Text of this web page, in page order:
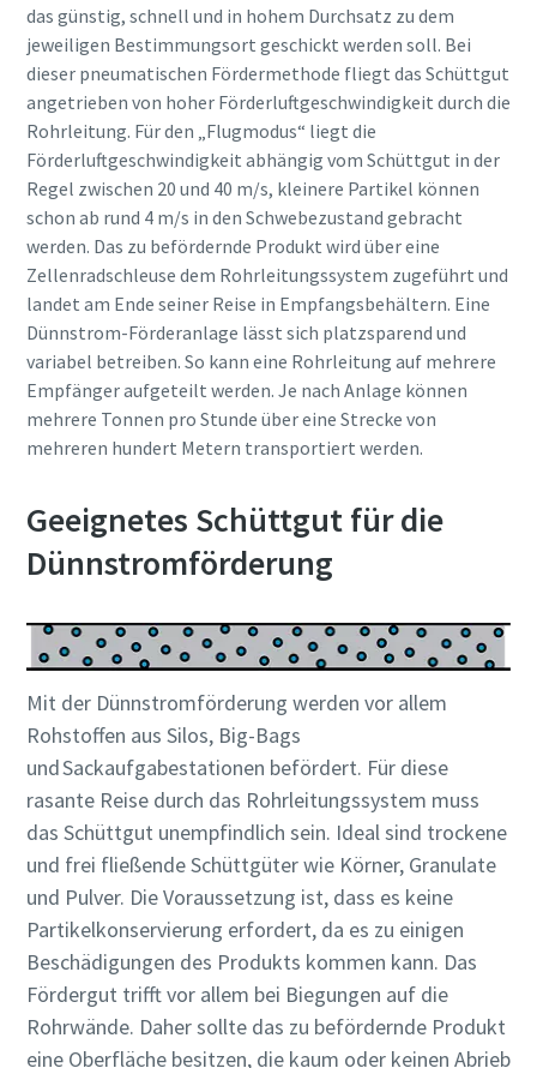
das günstig, schnell und in hohem Durchsatz zu dem
jeweiligen Bestimmungsort geschickt werden soll. Bei
dieser pneumatischen Fördermethode fliegt das Schüttgut
angetrieben von hoher Förderluftgeschwindigkeit durch die
Rohrleitung. Für den „Flugmodus“ liegt die
Förderluftgeschwindigkeit abhängig vom Schüttgut in der
Regel zwischen 20 und 40 m/s, kleinere Partikel können
schon ab rund 4 m/s in den Schwebezustand gebracht
werden. Das zu befördernde Produkt wird über eine
Zellenradschleuse dem Rohrleitungssystem zugeführt und
landet am Ende seiner Reise in Empfangsbehältern. Eine
Dünnstrom-Förderanlage lässt sich platzsparend und
variabel betreiben. So kann eine Rohrleitung auf mehrere
Empfänger aufgeteilt werden. Je nach Anlage können
mehrere Tonnen pro Stunde über eine Strecke von
mehreren hundert Metern transportiert werden.
Geeignetes Schüttgut für die
Dünnstromförderung
Mit der Dünnstromförderung werden vor allem
Rohstoffen aus Silos, Big-Bags
und Sackaufgabestationen befördert. Für diese
rasante Reise durch das Rohrleitungssystem muss
das Schüttgut unempfindlich sein. Ideal sind trockene
und frei fließende Schüttgüter wie Körner, Granulate
und Pulver. Die Voraussetzung ist, dass es keine
Partikelkonservierung erfordert, da es zu einigen
Beschädigungen des Produkts kommen kann. Das
Fördergut trifft vor allem bei Biegungen auf die
Rohrwände. Daher sollte das zu befördernde Produkt
eine Oberfläche besitzen, die kaum oder keinen Abrieb